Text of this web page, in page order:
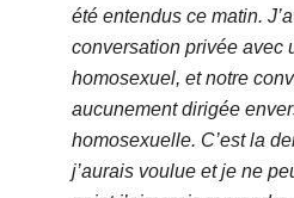
été entendus ce matin.
conversation privée avec
homosexuel, et notre
aucunement dirigée
homosexuelle. C’est la
j’aurais voulue et je ne